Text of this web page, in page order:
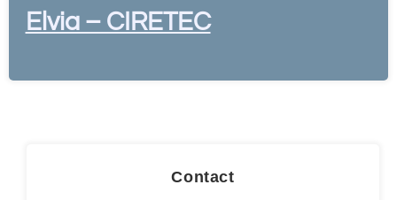
Elvia – CIRETEC
Contact